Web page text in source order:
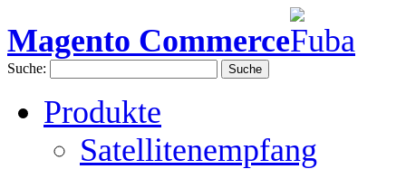
Magento Commerce
Suche: Suche
Produkte
Satellitenempfang